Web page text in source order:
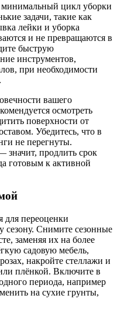
минимальный цикл уборки
задачи, такие как
лейки и уборка
и не превращаются в
быструю
инструментов,
при необходимости
вашего
осмотреть
поверхности от
Убедитесь, что в
не перегнуты.
значит, продлить срок
готовым к активной
переоценки
сезону. Снимите сезонные
заменяя их на более
садовую мебель,
накройте стеллажи и
плёнкой. Включите в
периода, например
на сухие грунты,